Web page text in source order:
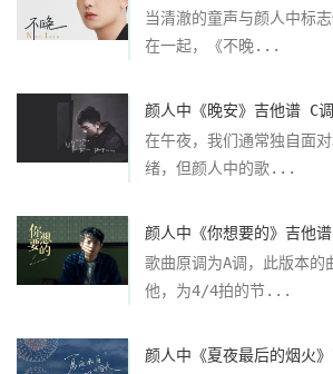
当清澈的童声与颜人中标
在一起，《不晚...
颜人中《晚安》吉他谱 C
在午夜，我们通常独自面
绪，但颜人中的歌...
颜人中《你想要的》吉他
歌曲原调为A调，此版本的
他，为4/4拍的节...
颜人中《夏夜最后的烟火